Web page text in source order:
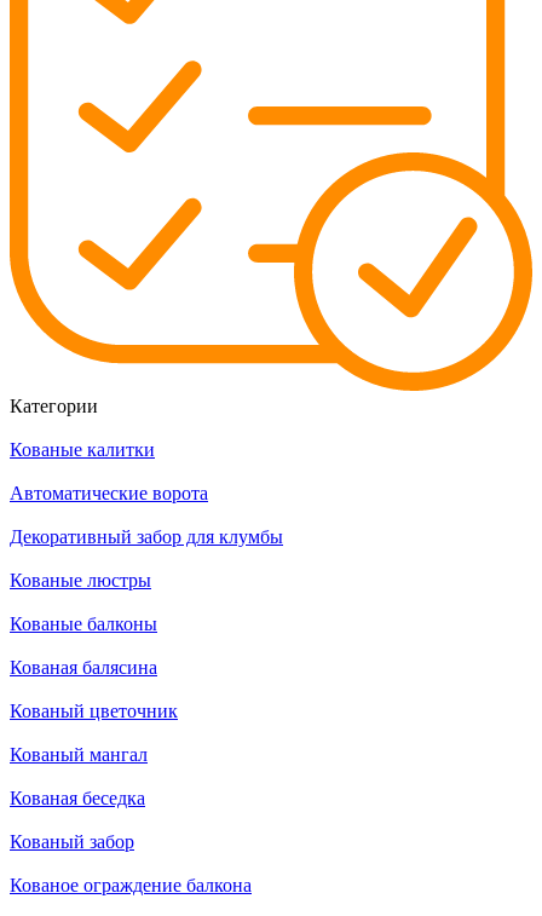
Категории
Кованые калитки
Автоматические ворота
Декоративный забор для клумбы
Кованые люстры
Кованые балконы
Кованая балясина
Кованый цветочник
Кованый мангал
Кованая беседка
Кованый забор
Кованое ограждение балкона